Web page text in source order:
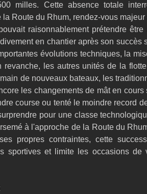
milles. Cette absence totale
Route du Rhum, rendez-vous
raisonnablement prétendre
en chantier après son succès
évolutions techniques, la
les autres unités de la
de nouveaux bateaux, les
les changements de mât en cours
course ou tenté le moindre record
pour une classe
à l'approche de la Route du
propres contraintes, cette
sportives et limite les occasions